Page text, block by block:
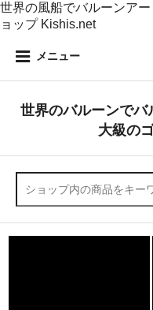
世界の風船でバルーンア
ョップ Kishis.net
メニュー
世界のバルーンで
大級の